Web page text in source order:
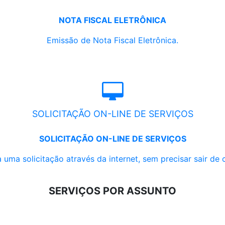
NOTA FISCAL ELETRÔNICA
Emissão de Nota Fiscal Eletrônica.
SOLICITAÇÃO ON-LINE DE SERVIÇOS
SOLICITAÇÃO ON-LINE DE SERVIÇOS
uma solicitação através da internet, sem precisar sair de
SERVIÇOS POR ASSUNTO